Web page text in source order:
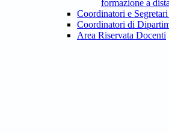
formazione a
Coordinatori e
Coordinatori di
Area Riservata Docenti